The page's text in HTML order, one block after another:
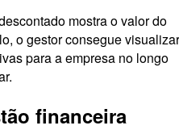
mostra o valor do
o gestor consegue visualizar
para a empresa no longo
financeira